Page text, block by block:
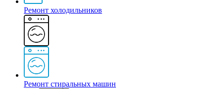
Ремонт холодильников
Ремонт стиральных машин